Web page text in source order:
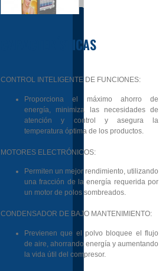
CARACTERÍSTICAS
CONTROL INTELIGENTE DE FUNCIONES:
Proporciona el máximo ahorro de
energía, minimiza las necesidades de
atención y control y asegura la
temperatura óptima de los productos.
MOTORES ELECTRÓNICOS:
Permiten un mejor rendimiento, utilizando
una fracción de la energía requerida por
un motor de polos sombreados.
CONDENSADOR DE BAJO MANTENIMIENTO:
Previenen que el polvo bloquee el fl­ujo
de aire, ahorrando energía y aumentando
la vida útil del compresor.